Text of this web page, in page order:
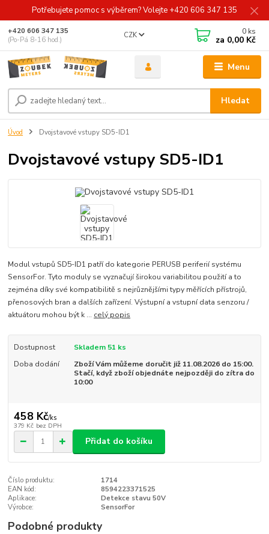
Potřebujete pomoc s výběrem? Volejte +420 606 347 135
Menu
CZK
Hledat
+420 606 347 135
(Po-Pá 8-16 hod.)
0 ks
za 0,00 Kč
Úvod Dvojstavové vstupy SD5-ID1
Dvojstavové vstupy SD5-ID1
Modul vstupů SD5-ID1 patří do kategorie PERUSB periferií systému
SensorFor. Tyto moduly se vyznačují širokou variabilitou použití a to
zejména díky své kompatibilitě s nejrůznějšími typy měřících přístrojů,
přenosových bran a dalších zařízení. Výstupní a vstupní data senzoru /
aktuátoru mohou být k ... celý popis
Dostupnost
Skladem 51 ks
Doba dodání
Zboží Vám můžeme doručit již 11.08.2026 do 15:00.
Stačí, když zboží objednáte nejpozději do zítra do
10:00
458 Kč/ks
379 Kč bez DPH
Přidat do košíku
Číslo produktu:
1714
EAN kód:
8594223371525
Aplikace:
Detekce stavu 50V
Výrobce:
SensorFor
Podobné produkty